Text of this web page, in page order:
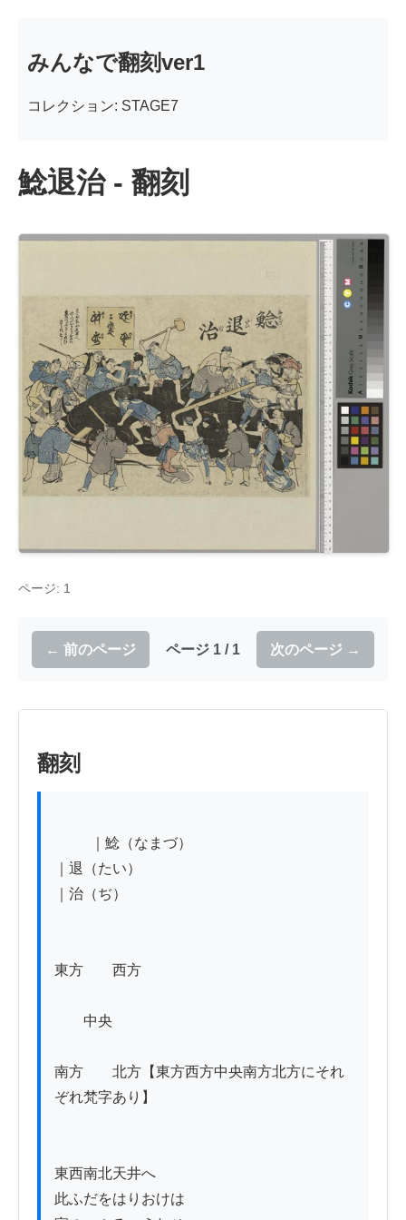
みんなで翻刻ver1
コレクション: STAGE7
鯰退治 - 翻刻
ページ: 1
← 前のページ ページ 1 / 1 次のページ →
翻刻
｜退（たい）
｜治（ぢ）
東方　　西方
中央
南方　　北方【東方西方中央南方北方にそれ
ぞれ梵字あり】
東西南北天井へ
此ふだをはりおけは